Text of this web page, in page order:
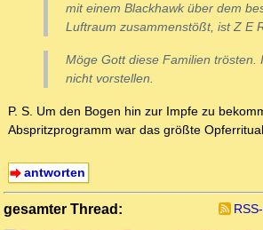
mit einem Blackhawk über dem
Luftraum zusammenstößt, ist Z E
Möge Gott diese Familien trösten.
nicht vorstellen.
P. S. Um den Bogen hin zur Impfe zu
Abspritzprogramm war das größte
antworten
gesamter Thread: